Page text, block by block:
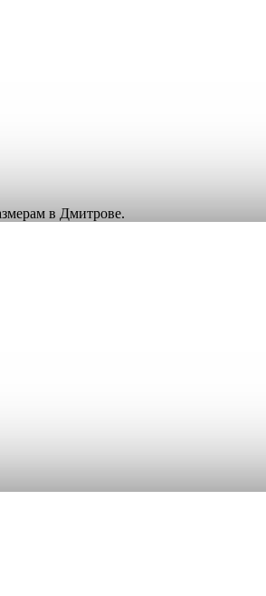
в Дмитрове.